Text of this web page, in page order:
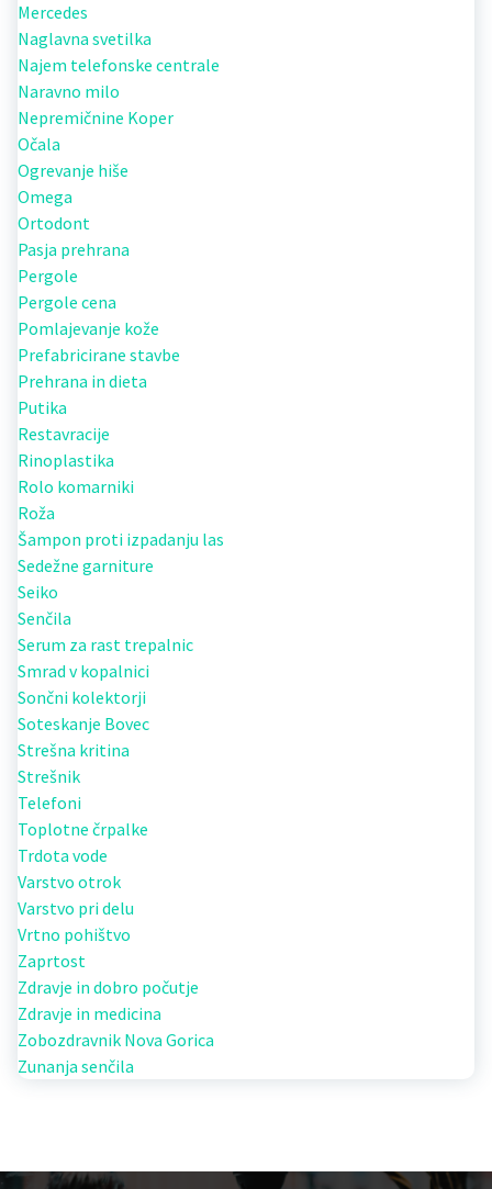
Mercedes
Naglavna svetilka
Najem telefonske centrale
Naravno milo
Nepremičnine Koper
Očala
Ogrevanje hiše
Omega
Ortodont
Pasja prehrana
Pergole
Pergole cena
Pomlajevanje kože
Prefabricirane stavbe
Prehrana in dieta
Putika
Restavracije
Rinoplastika
Rolo komarniki
Roža
Šampon proti izpadanju las
Sedežne garniture
Seiko
Senčila
Serum za rast trepalnic
Smrad v kopalnici
Sončni kolektorji
Soteskanje Bovec
Strešna kritina
Strešnik
Telefoni
Toplotne črpalke
Trdota vode
Varstvo otrok
Varstvo pri delu
Vrtno pohištvo
Zaprtost
Zdravje in dobro počutje
Zdravje in medicina
Zobozdravnik Nova Gorica
Zunanja senčila